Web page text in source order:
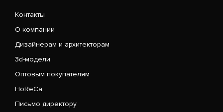
Контакты
О компании
Дизайнерам и архитекторам
3d-модели
Оптовым покупателям
HoReCa
Письмо директору